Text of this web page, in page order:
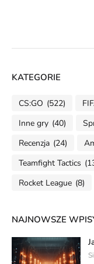
KATEGORIE
CS:GO (522)
Inne gry (40)
Recenzja (24)
Teamfight Tactics
Rocket League (8)
NAJNOWSZE